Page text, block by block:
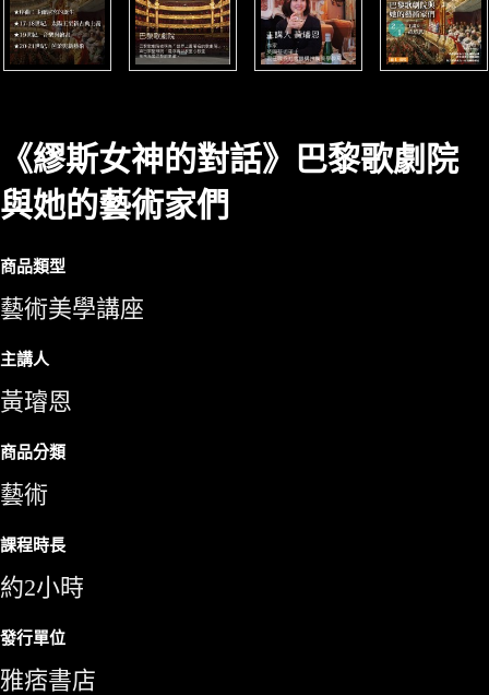
《繆斯女神的對話》巴黎歌劇院
與她的藝術家們
商品類型
藝術美學講座
主講人
黃璿恩
商品分類
藝術
課程時長
約2小時
發行單位
雅痞書店